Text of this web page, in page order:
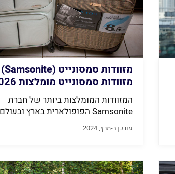
FINDER
המזוודות המומלצות ביותר של חברת
Samsonite הפופולארית בארץ ובעולם
עודכן ב-מרץ, 2024